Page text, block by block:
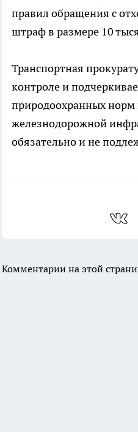
правил обращения с
штраф в размере 10
Транспортная
контроле и
природоохранных норм
железнодорожной
обязательно и не
Комментарии на этой